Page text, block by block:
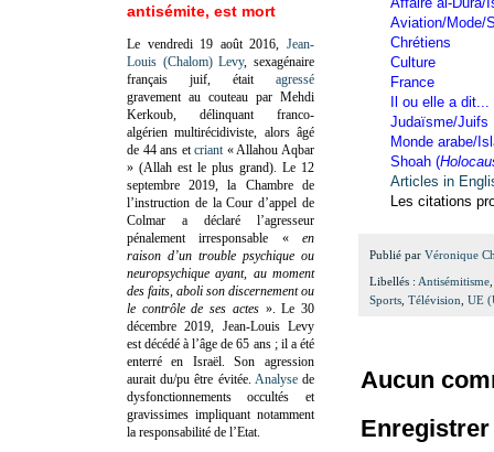
Aviation/Mode/
Chrétiens
Culture
France
Il ou elle a dit...
Judaïsme/Juifs
Monde arabe/
Shoah (
Articles in
Les citations
Publié par Véronique
Libellés : Antisémitisme
Sports, Télévision, UE
Aucun
antisémite, est mort
Le vendredi 19 août 2016, Jean-
Louis (Chalom) Levy, sexagénaire
français juif, était agressé
gravement au couteau par Mehdi
Kerkoub, délinquant franco-
algérien multirécidiviste, alors âgé
de 44 ans etcriant « Allahou Aqbar
» (Allah est le plus grand). Le 12
septembre 2019, la Chambre de
l’instruction de la Cour d’appel de
Colmar a déclaré l’agresseur
pénalement irresponsable «en
raison d’un trouble psychique ou
neuropsychique ayant, au moment
des faits, aboli son discernement ou
le contrôle de ses actes». Le 30
décembre 2019, Jean-Louis Levy
est décédé à l’âge de 65 ans ; il a été
enterré en Israël. Son agression
aurait du/pu être évitée. Analysede
dysfonctionnements occultés et
gravissimes impliquant notamment
la responsabilité de l’Etat.